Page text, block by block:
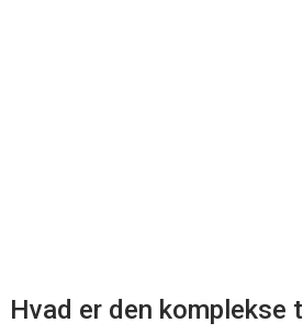
Hvad er den komplekse